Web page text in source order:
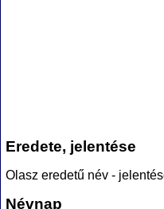
Eredete, jelentése
Olasz eredetű név -
Névnap